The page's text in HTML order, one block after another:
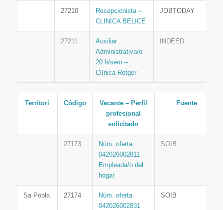
27210
Recepcionista –
CLINICA BELICE
JOBTODAY
27211
Auxiliar
Administrativa/o
20 h/sem –
Clínica Rotger
INDEED
Territori Código
Vacante – Perfil
profesional
solicitado
Fuente
27173
Núm. oferta
042026002811
Empleada/o del
hogar
SOIB
Sa Pobla 27174
Núm. oferta
042026002831
SOIB